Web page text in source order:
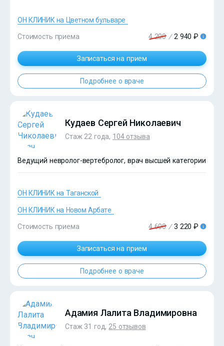
?>
ОН КЛИНИК на Цветном бульваре
Стоимость приема 4 200 / 2 940 ₽
Записаться на прием
Подробнее о враче
?>
Кудаев Сергей Николаевич
Стаж 22 года, 104 отзыва
Ведущий невролог-вертебролог, врач высшей категории
ОН КЛИНИК на Таганской
ОН КЛИНИК на Новом Арбате
Стоимость приема 4 600 / 3 220 ₽
Записаться на прием
Подробнее о враче
Адамия Лалита Владимировна
Стаж 31 год, 25 отзывов